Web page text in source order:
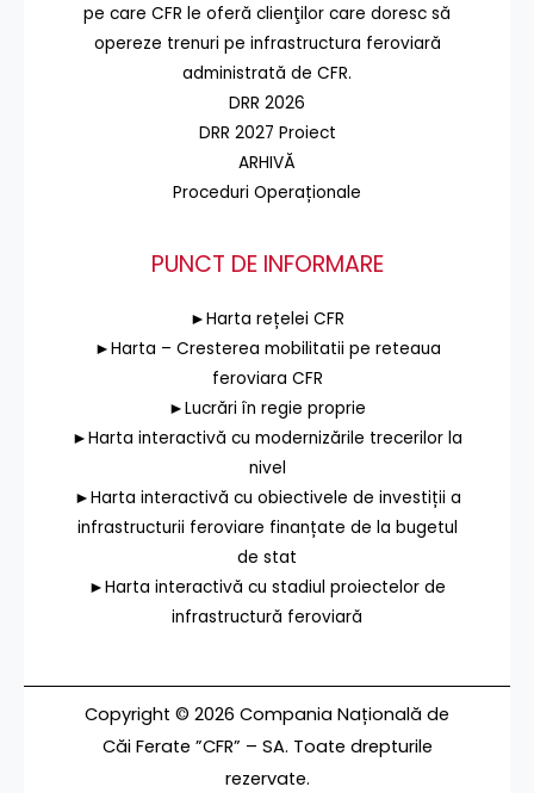
pe care CFR le oferă clienţilor care doresc să
opereze trenuri pe infrastructura feroviară
administrată de CFR.
DRR 2026
DRR 2027 Proiect
ARHIVĂ
Proceduri Operaționale
PUNCT DE INFORMARE
►Harta rețelei CFR
►Harta – Cresterea mobilitatii pe reteaua
feroviara CFR
►Lucrări în regie proprie
►Harta interactivă cu modernizările trecerilor la
nivel
►Harta interactivă cu obiectivele de investiții a
infrastructurii feroviare finanțate de la bugetul
de stat
►Harta interactivă cu stadiul proiectelor de
infrastructură feroviară
Copyright © 2026 Compania Națională de
Căi Ferate ”CFR” – SA. Toate drepturile
rezervate.